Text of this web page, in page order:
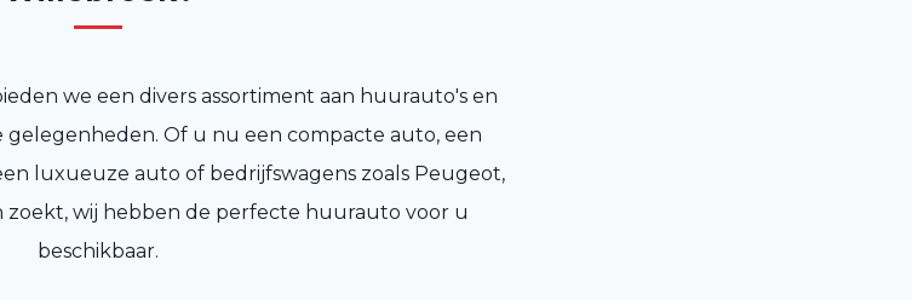
we een divers assortiment aan huurauto's en
gelegenheden. Of u nu een compacte auto, een
luxueuze auto of bedrijfswagens zoals Peugeot,
zoekt, wij hebben de perfecte huurauto voor u
beschikbaar.